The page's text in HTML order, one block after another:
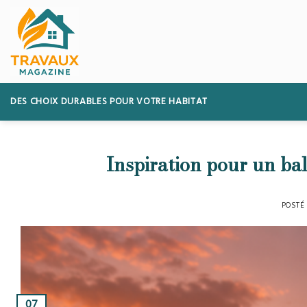
content
DES CHOIX DURABLES POUR VOTRE HABITAT
Inspiration pour un